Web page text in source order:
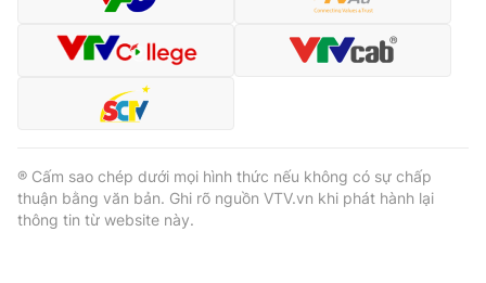
® Cấm sao chép dưới mọi hình thức nếu không có sự chấp
thuận bằng văn bản. Ghi rõ nguồn VTV.vn khi phát hành lại
thông tin từ website này.